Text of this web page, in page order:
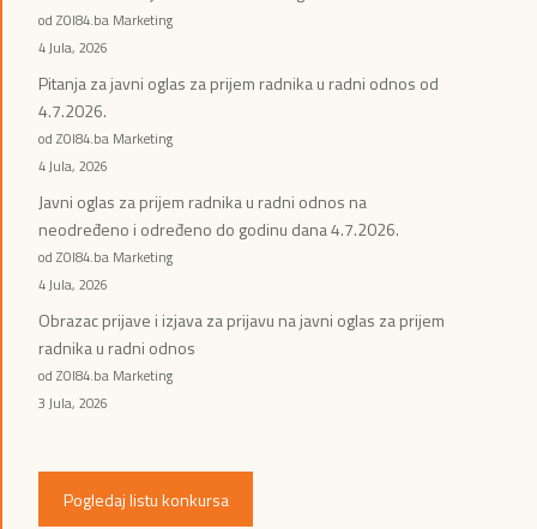
od ZOI84.ba Marketing
4 Jula, 2026
Pitanja za javni oglas za prijem radnika u radni odnos od
4.7.2026.
od ZOI84.ba Marketing
4 Jula, 2026
Javni oglas za prijem radnika u radni odnos na
neodređeno i određeno do godinu dana 4.7.2026.
od ZOI84.ba Marketing
4 Jula, 2026
Obrazac prijave i izjava za prijavu na javni oglas za prijem
radnika u radni odnos
od ZOI84.ba Marketing
3 Jula, 2026
Pogledaj listu konkursa